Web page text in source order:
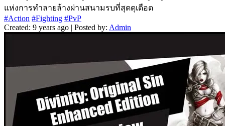
แห่งการทำลายล้างผ่านสนามรบที่สุดดุเดือด
#Action #Fighting #PvP
Created: 9 years ago | Posted by: Admin